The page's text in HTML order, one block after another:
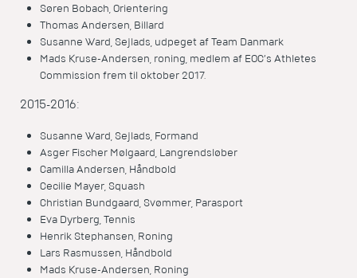
Søren Bobach, Orientering
Thomas Andersen, Billard
Susanne Ward, Sejlads, udpeget af Team Danmark
Mads Kruse-Andersen, roning, medlem af EOC’s Athletes
Commission frem til oktober 2017.
2015-2016:
Susanne Ward, Sejlads, Formand
Asger Fischer Mølgaard, Langrendsløber
Camilla Andersen, Håndbold
Cecilie Mayer, Squash
Christian Bundgaard, Svømmer, Parasport
Eva Dyrberg, Tennis
Henrik Stephansen, Roning
Lars Rasmussen, Håndbold
Mads Kruse-Andersen, Roning